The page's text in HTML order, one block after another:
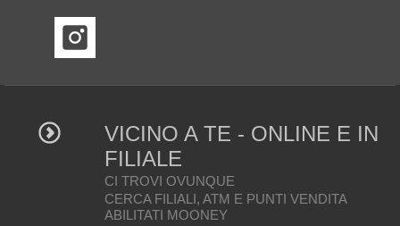
VICINO A TE - ONLINE E IN
FILIALE
CI TROVI OVUNQUE
CERCA FILIALI, ATM E PUNTI VENDITA
ABILITATI MOONEY